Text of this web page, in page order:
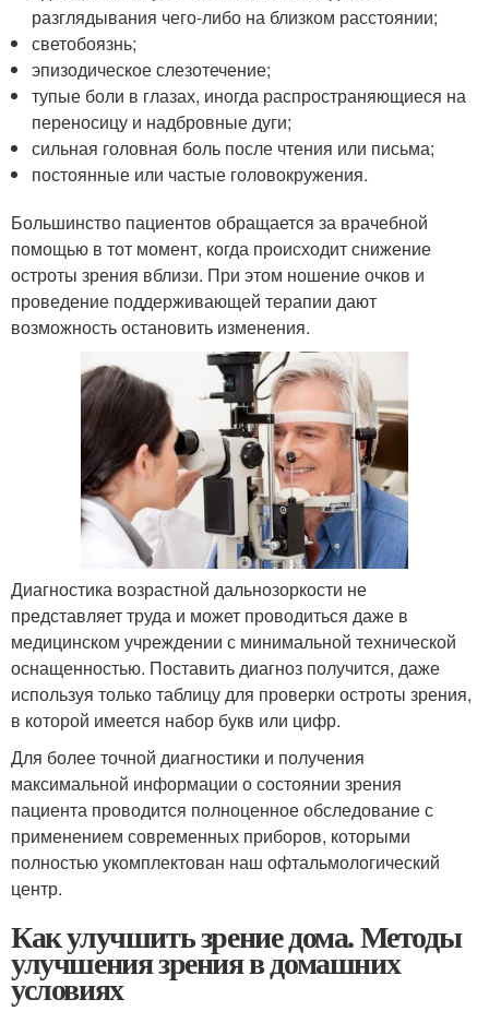
разглядывания чего-либо на близком расстоянии;
светобоязнь;
эпизодическое слезотечение;
тупые боли в глазах, иногда распространяющиеся на
переносицу и надбровные дуги;
сильная головная боль после чтения или письма;
постоянные или частые головокружения.
Большинство пациентов обращается за врачебной
помощью в тот момент, когда происходит снижение
остроты зрения вблизи. При этом ношение очков и
проведение поддерживающей терапии дают
возможность остановить изменения.
Диагностика возрастной дальнозоркости не
представляет труда и может проводиться даже в
медицинском учреждении с минимальной технической
оснащенностью. Поставить диагноз получится, даже
используя только таблицу для проверки остроты зрения,
в которой имеется набор букв или цифр.
Для более точной диагностики и получения
максимальной информации о состоянии зрения
пациента проводится полноценное обследование с
применением современных приборов, которыми
полностью укомплектован наш офтальмологический
центр.
Как улучшить зрение дома. Методы
улучшения зрения в домашних
условиях